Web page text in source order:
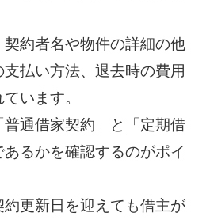
約者名や物件の詳細の他
払い方法、退去時の費用
います。
通借家契約」と「定期借
るかを確認するのがポイ
更新日を迎えても借主が